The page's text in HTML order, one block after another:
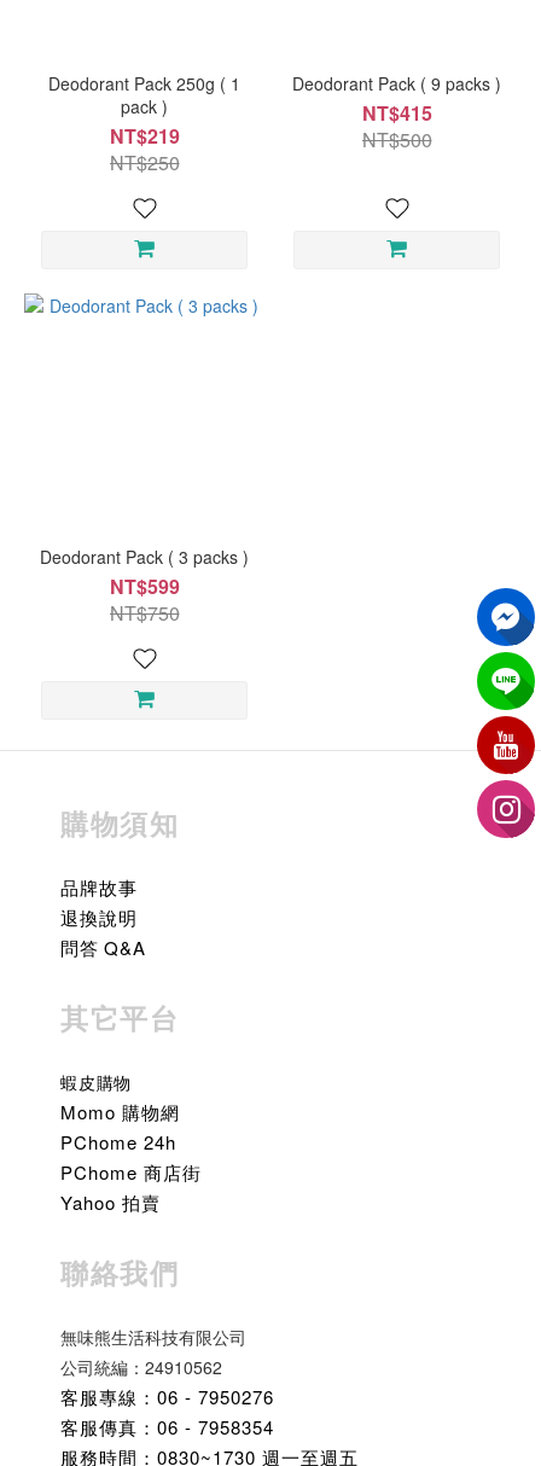
Deodorant Pack 250g ( 1
pack )
NT$219
NT$250
Deodorant Pack ( 9 packs )
NT$415
NT$500
Deodorant Pack ( 3 packs )
NT$599
NT$750
購物須知
品牌故事
退換說明
問答 Q&A
其它平台
蝦皮購物
Momo 購物網
PChome 24h
PChome 商店街
Yahoo 拍賣
聯絡我們
無味熊生活科技有限公司
公司統編：24910562
客服專線：06 - 7950276
客服傳真：06 - 7958354
服務時間：0830~1730 週一至週五